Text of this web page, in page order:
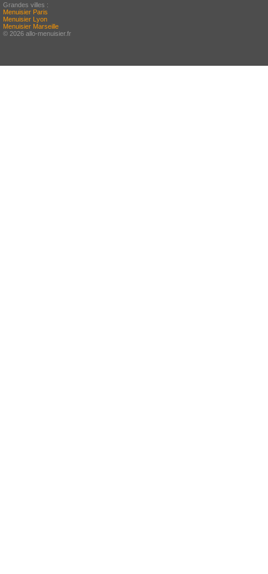
Grandes villes :
Menuisier Paris
Menuisier Lyon
Menuisier Marseille
© 2026 allo-menuisier.fr